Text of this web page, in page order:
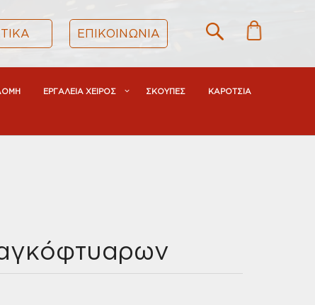
ΕΠΙΚΟΙΝΩΝΙΑ
ΕΡΓΑΛΕΙΑ ΧΕΙΡΟΣ ΣΚΟΥΠΕΣ ΚΑΡΟΤΣΙΑ